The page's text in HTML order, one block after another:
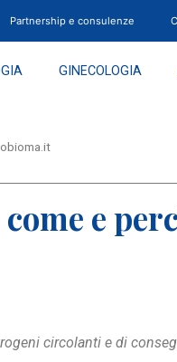
Partnership e consulenze
GINECOLOGIA
e
circolanti e di